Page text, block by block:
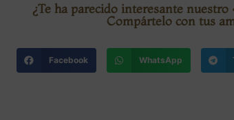
¿Te ha parecido interesante nuestro
Compártelo con tus
Facebook WhatsApp